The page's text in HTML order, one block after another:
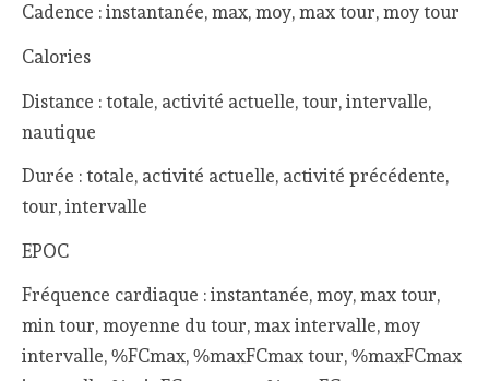
Cadence : instantanée, max, moy, max tour, moy tour
Calories
Distance : totale, activité actuelle, tour, intervalle,
nautique
Durée : totale, activité actuelle, activité précédente,
tour, intervalle
EPOC
Fréquence cardiaque : instantanée, moy, max tour,
min tour, moyenne du tour, max intervalle, moy
intervalle, %FCmax, %maxFCmax tour, %maxFCmax